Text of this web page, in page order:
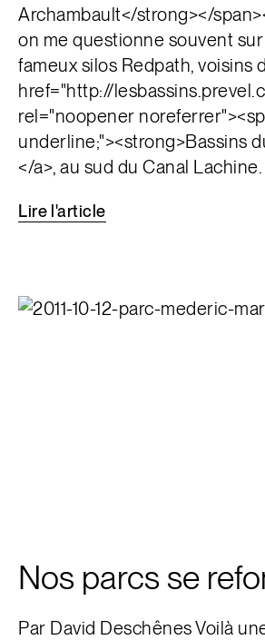
Archambault</strong></
on me questionne souvent
fameux silos Redpath, voisins
href="http://
rel="noopener
underline;"><strong>Bassins
</a>, au sud du Canal Lachine.
Lire l'article
Nos parcs se
Par David Deschênes Voilà